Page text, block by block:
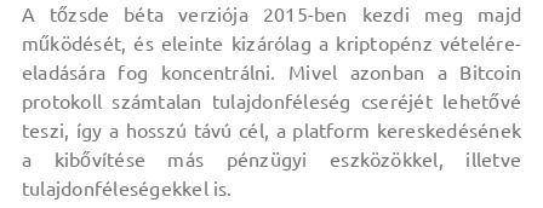
A tőzsde béta verziója 2015-ben kezdi meg majd
működését, és eleinte kizárólag a kriptopénz vételére-
eladására fog koncentrálni. Mivel azonban a Bitcoin
protokoll számtalan tulajdonféleség cseréjét lehetővé
teszi, így a hosszú távú cél, a platform kereskedésének
a kibővítése más pénzügyi eszközökkel, illetve
tulajdonféleségekkel is.